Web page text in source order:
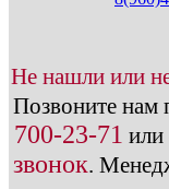
Не нашли или
Позвоните нам
700-23-71 или
звонок.